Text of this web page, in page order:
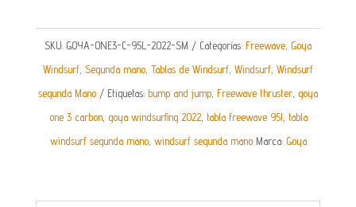
SKU: GOYA-ONE3-C-95L-2022-SM Categorías: Freewave, Goya
Windsurf, Segunda mano, Tablas de Windsurf, Windsurf, Windsurf
segunda Mano
Etiquetas: bump and jump, Freewave thruster, goya
one 3 carbon, goya windsurfing 2022, tabla freewave 95l, tabla
windsurf segunda mano, windsurf segunda mano Marca: Goya